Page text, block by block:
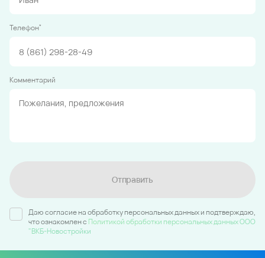
Телефон*
Комментарий
Отправить
Даю согласие на обработку персональных данных и подтверждаю,
что ознакомлен c Политикой обработки персональных данных ООО
"ВКБ-Новостройки